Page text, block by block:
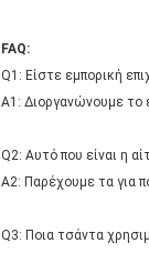
FAQ:
Q1: Είστε εμπορική
Α1: Διοργανώνουμε το
Q2: Αυτό που είναι η
A2: Παρέχουμε τα για
Q3: Ποια τσάντα